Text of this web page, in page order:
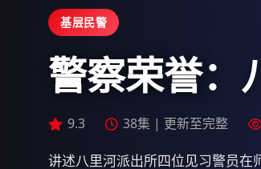
9.3 40集 | 更新至32集
基层民警
警察荣誉：
9.3 38集 | 更新至完整
讲述八里河派出所四位见习警员在
9.5 113分钟 563万